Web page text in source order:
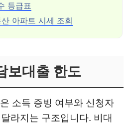
등급표
아파트 시세 조회
보대출 한도
소득 증빙 여부와 신청자
라지는 구조입니다. 비대